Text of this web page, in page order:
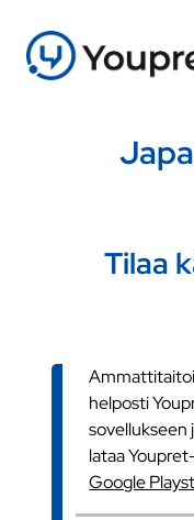
Tilaa
helposti
sovellukseen
lataa
Google